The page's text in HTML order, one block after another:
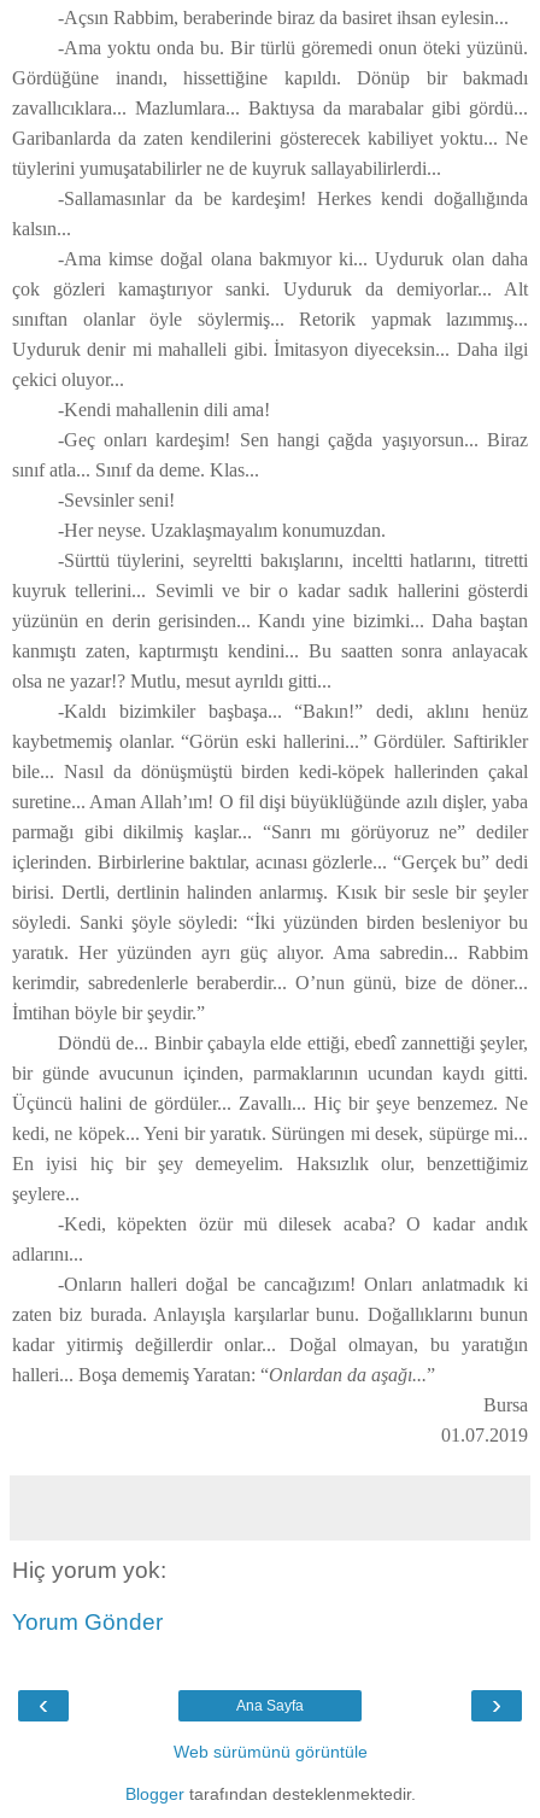
-Açsın Rabbim, beraberinde biraz da basiret ihsan eylesin...
-Ama yoktu onda bu. Bir türlü göremedi onun öteki yüzünü.
Gördüğüne inandı, hissettiğine kapıldı. Dönüp bir bakmadı
zavallıcıklara... Mazlumlara... Baktıysa da marabalar gibi gördü...
Garibanlarda da zaten kendilerini gösterecek kabiliyet yoktu... Ne
tüylerini yumuşatabilirler ne de kuyruk sallayabilirlerdi...
-Sallamasınlar da be kardeşim! Herkes kendi doğallığında
kalsın...
-Ama kimse doğal olana bakmıyor ki... Uyduruk olan daha
çok gözleri kamaştırıyor sanki. Uyduruk da demiyorlar... Alt
sınıftan olanlar öyle söylermiş... Retorik yapmak lazımmış...
Uyduruk denir mi mahalleli gibi. İmitasyon diyeceksin... Daha ilgi
çekici oluyor...
-Kendi mahallenin dili ama!
-Geç onları kardeşim! Sen hangi çağda yaşıyorsun... Biraz
sınıf atla... Sınıf da deme. Klas...
-Sevsinler seni!
-Her neyse. Uzaklaşmayalım konumuzdan.
-Sürttü tüylerini, seyreltti bakışlarını, inceltti hatlarını, titretti
kuyruk tellerini... Sevimli ve bir o kadar sadık hallerini gösterdi
yüzünün en derin gerisinden... Kandı yine bizimki... Daha baştan
kanmıştı zaten, kaptırmıştı kendini... Bu saatten sonra anlayacak
olsa ne yazar!? Mutlu, mesut ayrıldı gitti...
-Kaldı bizimkiler başbaşa... “Bakın!” dedi, aklını henüz
kaybetmemiş olanlar. “Görün eski hallerini...” Gördüler. Saftirikler
bile... Nasıl da dönüşmüştü birden kedi-köpek hallerinden çakal
suretine... Aman Allah’ım! O fil dişi büyüklüğünde azılı dişler, yaba
parmağı gibi dikilmiş kaşlar... “Sanrı mı görüyoruz ne” dediler
içlerinden. Birbirlerine baktılar, acınası gözlerle... “Gerçek bu” dedi
birisi. Dertli, dertlinin halinden anlarmış. Kısık bir sesle bir şeyler
söyledi. Sanki şöyle söyledi: “İki yüzünden birden besleniyor bu
yaratık. Her yüzünden ayrı güç alıyor. Ama sabredin... Rabbim
kerimdir, sabredenlerle beraberdir... O’nun günü, bize de döner...
İmtihan böyle bir şeydir.”
Döndü de... Binbir çabayla elde ettiği, ebedî zannettiği şeyler,
bir günde avucunun içinden, parmaklarının ucundan kaydı gitti.
Üçüncü halini de gördüler... Zavallı... Hiç bir şeye benzemez. Ne
kedi, ne köpek... Yeni bir yaratık. Sürüngen mi desek, süpürge mi...
En iyisi hiç bir şey demeyelim. Haksızlık olur, benzettiğimiz
şeylere...
-Kedi, köpekten özür mü dilesek acaba? O kadar andık
adlarını...
-Onların halleri doğal be cancağızım! Onları anlatmadık ki
zaten biz burada. Anlayışla karşılarlar bunu. Doğallıklarını bunun
kadar yitirmiş değillerdir onlar... Doğal olmayan, bu yaratığın
halleri... Boşa dememiş Yaratan: “Onlardan da aşağı...”
Bursa
01.07.2019
Hiç yorum yok:
Yorum Gönder
‹ ›
Ana Sayfa
Web sürümünü görüntüle
Bloggertarafından desteklenmektedir.